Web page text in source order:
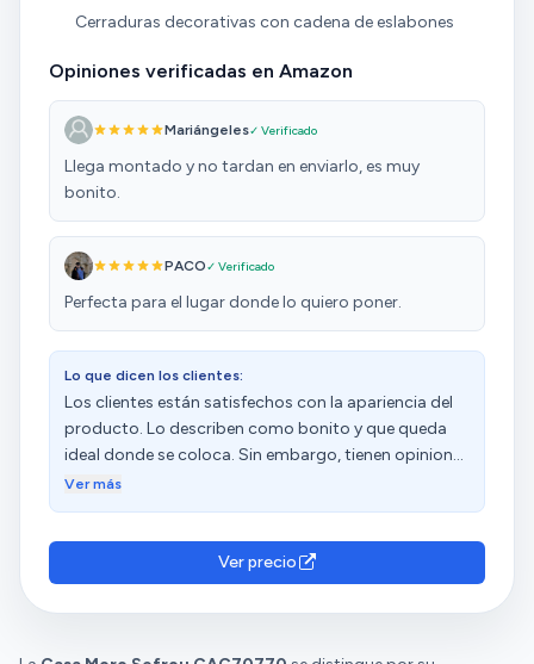
Cerraduras decorativas con cadena de eslabones
Opiniones verificadas en Amazon
Mariángeles✓ Verificado
Llega montado y no tardan en enviarlo, es muy
bonito.
PACO✓ Verificado
Perfecta para el lugar donde lo quiero poner.
Lo que dicen los clientes:
Los clientes están satisfechos con la apariencia del
producto. Lo describen como bonito y que queda
ideal donde se coloca. Sin embargo, tienen opiniones
diversas sobre la calidad.
Ver más
Ver precio